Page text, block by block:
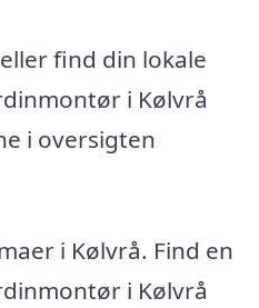
find din lokale
i Kølvrå
i oversigten
i Kølvrå. Find en
i Kølvrå